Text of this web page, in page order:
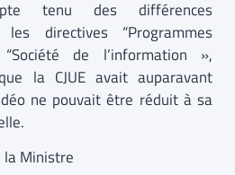
tenu des différences
directives “Programmes
de l’information »,
la CJUE avait auparavant
ne pouvait être réduit à sa
la Ministre